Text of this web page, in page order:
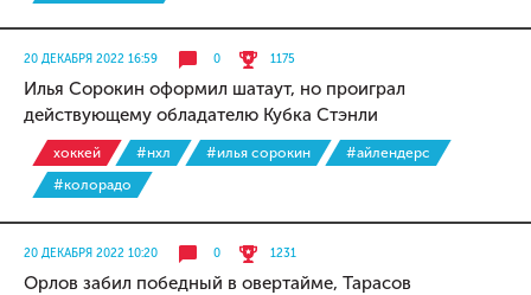
20 ДЕКАБРЯ 2022 16:59 0 1175
Илья Сорокин оформил шатаут, но проиграл
действующему обладателю Кубка Стэнли
хоккей #нхл #илья сорокин
#айлендерс
#колорадо
20 ДЕКАБРЯ 2022 10:20 0 1231
Орлов забил победный в овертайме, Тарасов